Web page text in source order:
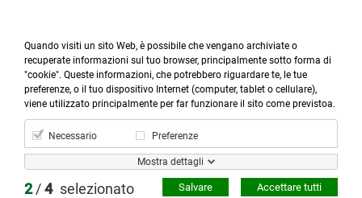

Prodotti

Account

Cerca
more_horiz
Menù
shopping_cart
Pastelli a Cera
Quando visiti un sito Web, è possibile che vengano archiviate o
recuperate informazioni sul tuo browser, principalmente sotto forma di
"cookie". Queste informazioni, che potrebbero riguardare te, le tue
preferenze, o il tuo dispositivo Internet (computer, tablet o cellulare),
viene utilizzato principalmente per far funzionare il sito come previstoa.
Necessario Preferenze
Mostra dettagli
2/4 selezionato Accettare tutti
Salvare